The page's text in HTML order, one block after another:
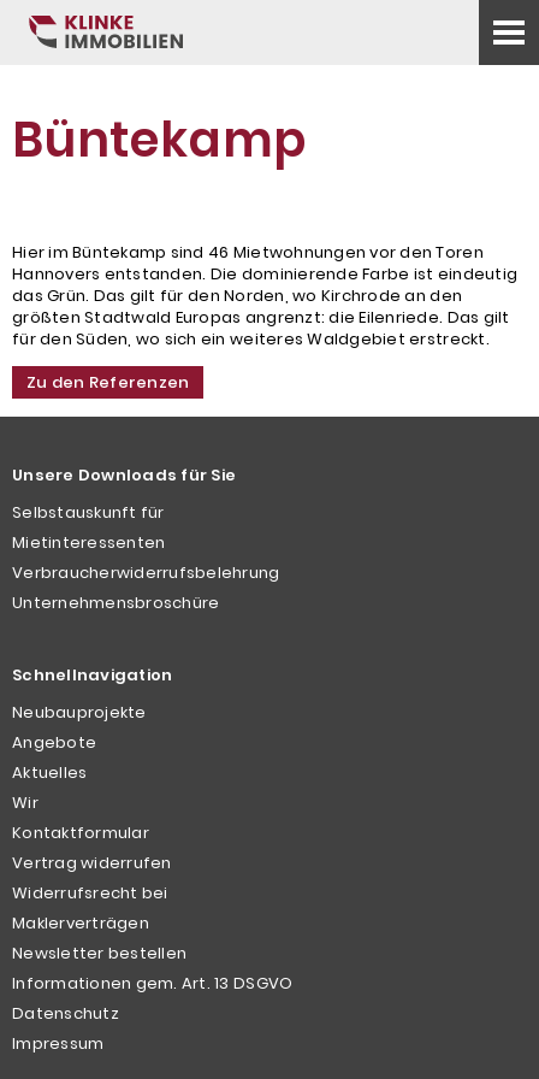
Büntekamp
Hier im Büntekamp sind 46 Mietwohnungen vor den Toren
Hannovers entstanden. Die dominierende Farbe ist eindeutig
das Grün. Das gilt für den Norden, wo Kirchrode an den
größten Stadtwald Europas angrenzt: die Eilenriede. Das gilt
für den Süden, wo sich ein weiteres Waldgebiet erstreckt.
Zu den Referenzen
Unsere Downloads für Sie
Selbstauskunft für
Mietinteressenten
Verbraucherwiderrufsbelehrung
Unternehmensbroschüre
Schnellnavigation
Neubauprojekte
Angebote
Aktuelles
Wir
Kontaktformular
Vertrag widerrufen
Widerrufsrecht bei
Maklerverträgen
Newsletter bestellen
Informationen gem. Art. 13 DSGVO
Datenschutz
Impressum